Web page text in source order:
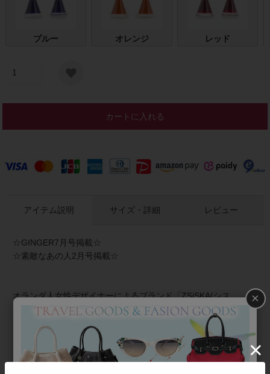
ブルー オレンジ レッド
カートに入れる
アイテム説明
☆GINGER7月号掲載☆
☆素敵なあの人2月号掲載☆
オランダ人女性デザイナーによるブランド「ZSiSKA(シス
カ)」。
≪シスカとは≫ 上質な樹脂、ポリエステルレジンの特性を活か
し、ガラスのような質感を再現しつつも、軽くてつけやすいこ
サイズ・詳細 レビュー
×